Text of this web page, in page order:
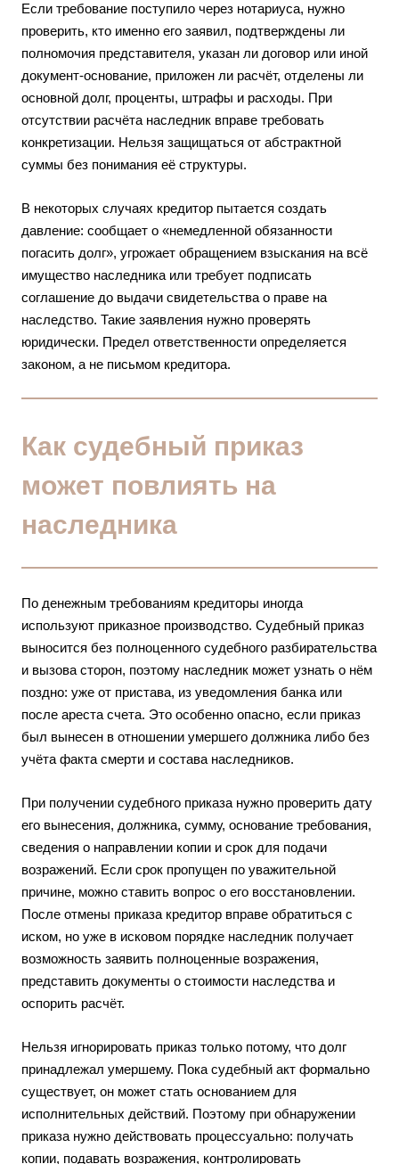
Если требование поступило через нотариуса, нужно
проверить, кто именно его заявил, подтверждены ли
полномочия представителя, указан ли договор или иной
документ-основание, приложен ли расчёт, отделены ли
основной долг, проценты, штрафы и расходы. При
отсутствии расчёта наследник вправе требовать
конкретизации. Нельзя защищаться от абстрактной
суммы без понимания её структуры.
В некоторых случаях кредитор пытается создать
давление: сообщает о «немедленной обязанности
погасить долг», угрожает обращением взыскания на всё
имущество наследника или требует подписать
соглашение до выдачи свидетельства о праве на
наследство. Такие заявления нужно проверять
юридически. Предел ответственности определяется
законом, а не письмом кредитора.
Как судебный приказ
может повлиять на
наследника
По денежным требованиям кредиторы иногда
используют приказное производство. Судебный приказ
выносится без полноценного судебного разбирательства
и вызова сторон, поэтому наследник может узнать о нём
поздно: уже от пристава, из уведомления банка или
после ареста счета. Это особенно опасно, если приказ
был вынесен в отношении умершего должника либо без
учёта факта смерти и состава наследников.
При получении судебного приказа нужно проверить дату
его вынесения, должника, сумму, основание требования,
сведения о направлении копии и срок для подачи
возражений. Если срок пропущен по уважительной
причине, можно ставить вопрос о его восстановлении.
После отмены приказа кредитор вправе обратиться с
иском, но уже в исковом порядке наследник получает
возможность заявить полноценные возражения,
представить документы о стоимости наследства и
оспорить расчёт.
Нельзя игнорировать приказ только потому, что долг
принадлежал умершему. Пока судебный акт формально
существует, он может стать основанием для
исполнительных действий. Поэтому при обнаружении
приказа нужно действовать процессуально: получать
копии, подавать возражения, контролировать